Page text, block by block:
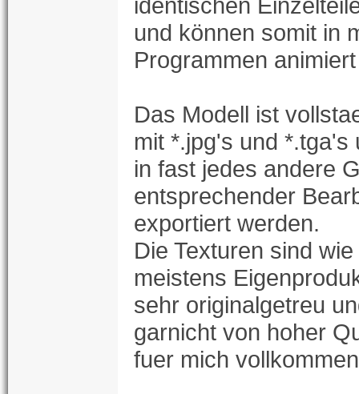
und können somit in
Programmen
Das Modell ist
mit *.jpg's und *.tga's
in fast jedes andere
entsprechender
exportiert werden.
Die Texturen sind
meistens
sehr originalgetreu
garnicht von hoher
fuer mich